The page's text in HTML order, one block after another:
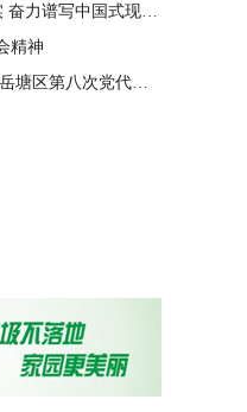
牢记嘱托 改革创新 求真务实 奋力谱写中国式现代化湖南篇章
精神
奋进新征程 谱写新篇章——岳塘区第八次党代会特别报道